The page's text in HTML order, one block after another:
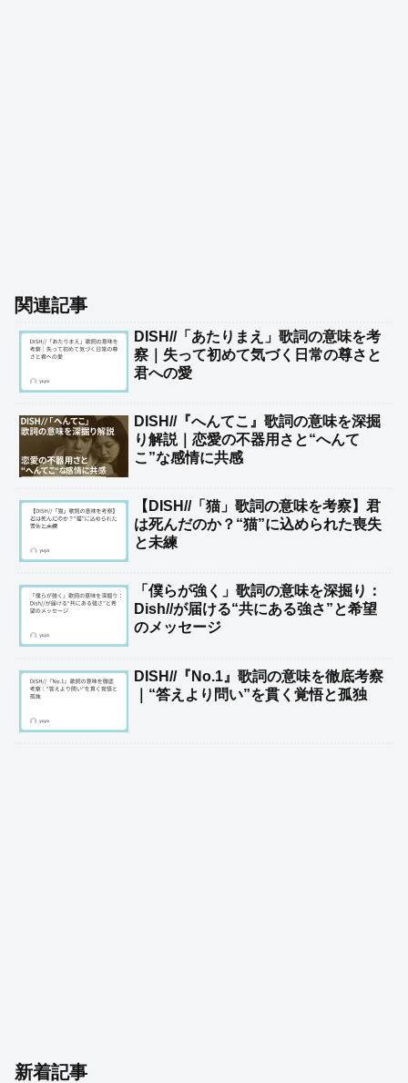
関連記事
DISH//「あたりまえ」歌詞の意味を考
察｜失って初めて気づく日常の尊さと
君への愛
DISH//『へんてこ』歌詞の意味を深掘
り解説｜恋愛の不器用さと“へんて
こ”な感情に共感
【DISH//「猫」歌詞の意味を考察】君
は死んだのか？“猫”に込められた喪失
と未練
「僕らが強く」歌詞の意味を深掘り：
Dish//が届ける“共にある強さ”と希望
のメッセージ
DISH//『No.1』歌詞の意味を徹底考察
｜“答えより問い”を貫く覚悟と孤独
新着記事